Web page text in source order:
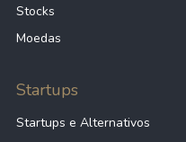
Stocks
Moedas
Startups
Startups e Alternativos